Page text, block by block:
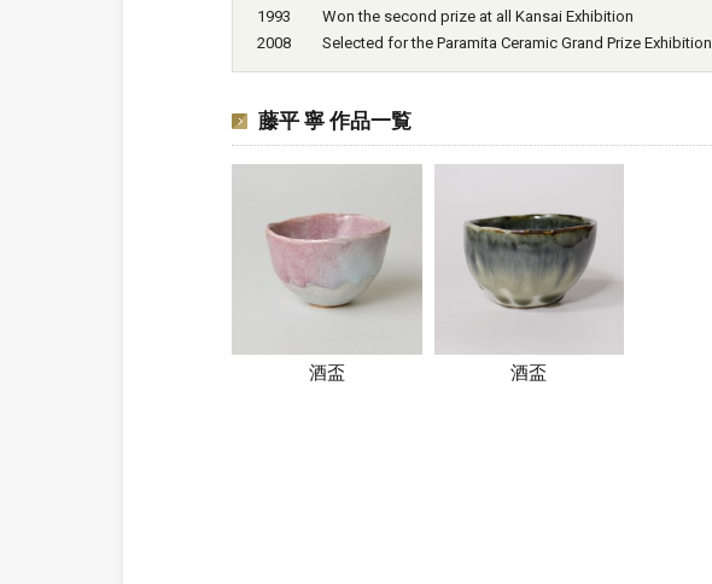
1993 Won the second prize at all Kansai Exhibition
2008 Selected for the Paramita Ceramic Grand Prize Exhibition
藤平 寧 作品一覧
酒盃 酒盃